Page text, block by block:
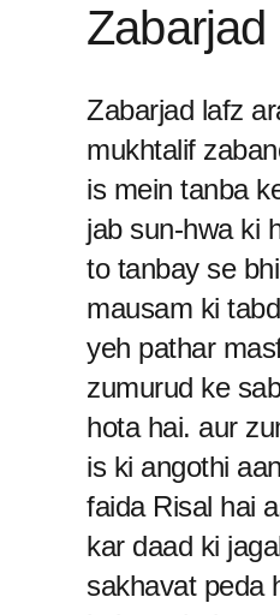
Zabarjad
Zabarjad lafz
mukhtalif
is mein tanba
jab sun-hwa ki
to tanbay se
mausam ki
yeh pathar
zumurud ke
hota hai. aur
is ki angothi
faida Risal hai
kar daad ki
sakhavat peda